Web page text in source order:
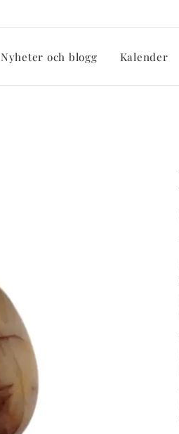
Nyheter och blogg Kalender